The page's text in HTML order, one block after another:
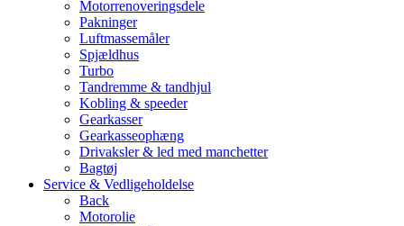
Motorrenoveringsdele
Pakninger
Luftmassemåler
Spjældhus
Turbo
Tandremme & tandhjul
Kobling & speeder
Gearkasser
Gearkasseophæng
Drivaksler & led med manchetter
Bagtøj
Service & Vedligeholdelse
Back
Motorolie